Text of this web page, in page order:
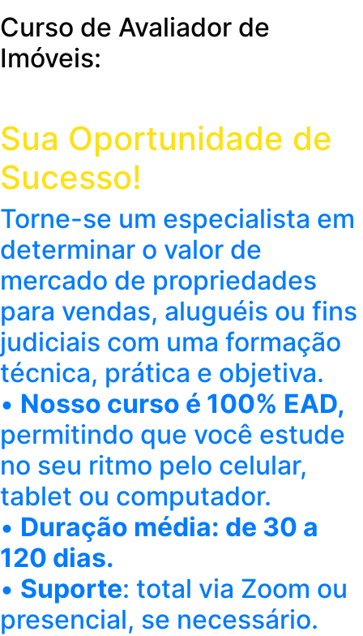
Curso de Avaliador de
Imóveis:
Sua Oportunidade de
Sucesso!
Torne-se um especialista em
determinar o valor de
mercado de propriedades
para vendas, aluguéis ou fins
judiciais com uma formação
técnica, prática e objetiva.
• Nosso curso é 100% EAD,
permitindo que você estude
no seu ritmo pelo celular,
tablet ou computador.
• Duração média: de 30 a
120 dias.
• Suporte: total via Zoom ou
presencial, se necessário.